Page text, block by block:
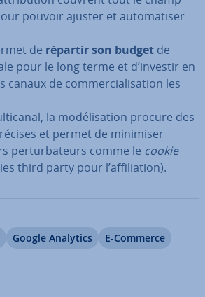
pouvoir ajuster et au­to­ma­ti­ser
de répartir son budget de
pour le long terme et d’investir en
canaux de com­mer­cia­li­sa­tion les
la mo­dé­li­sa­tion procure des
et permet de minimiser
per­tur­ba­teurs comme le cookie
third party pour l’af­fi­lia­tion).
Google Analytics
E-Commerce